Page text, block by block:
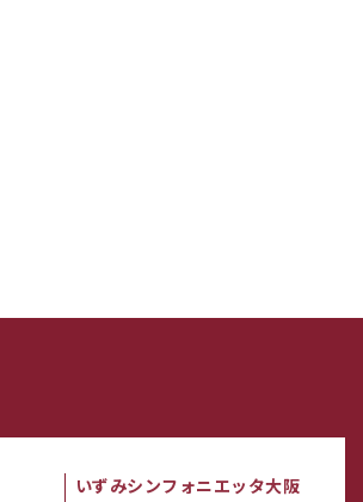
いずみシンフォニエッタ大阪